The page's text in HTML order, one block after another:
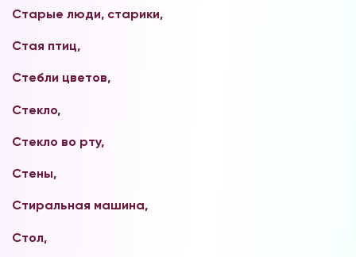
Старые люди, старики,
Стая птиц,
Стебли цветов,
Стекло,
Стекло во рту,
Стены,
Стиральная машина,
Стол,